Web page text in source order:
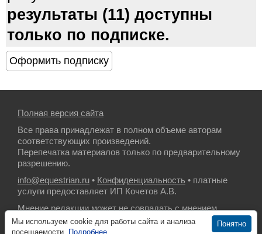
результаты (11) доступны
только по подписке.
Полная версия сайта
Все права принадлежат в полном объеме авторам
соответствующих произведений.
Перепечатка материалов только по предварительному
разрешению.
info@equestrian.ru • Конфиденциальность • платные
услуги предоставляет ИП Кочетов А.В.
Мнение редакции может не совпадать с мнением
авторов.
Понятно
Мы используем cookie для работы сайта и анализа
посещаемости.
Подробнее